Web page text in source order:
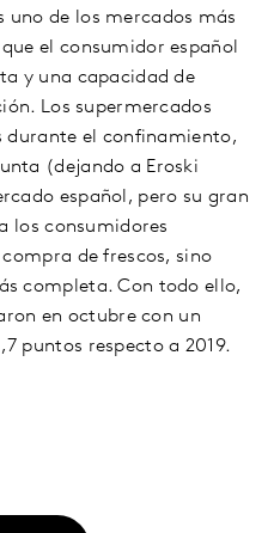
uno de los mercados más
el consumidor español
y una capacidad de
Los supermercados
durante el confinamiento,
(dejando a Eroski
español, pero su gran
los consumidores
de frescos, sino
completa. Con todo ello,
en octubre con un
puntos respecto a 2019.